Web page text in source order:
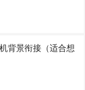
背景衔接（适合想